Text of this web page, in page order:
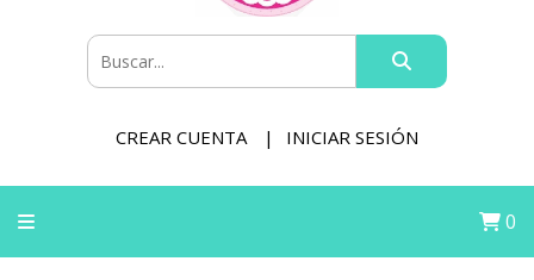
CREAR CUENTA INICIAR SESIÓN
0